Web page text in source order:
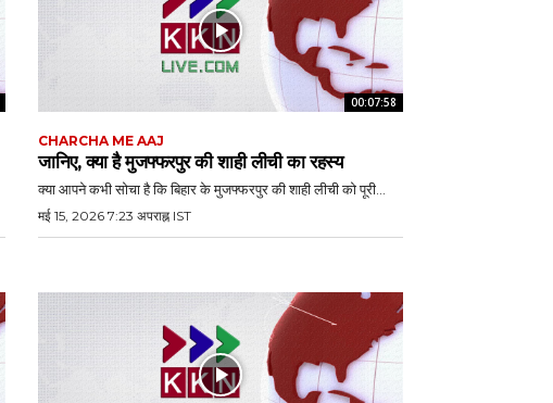
00:07:58
CHARCHA ME AAJ
जानिए, क्या है मुजफ्फरपुर की शाही लीची का रहस्य
क्या आपने कभी सोचा है कि बिहार के मुजफ्फरपुर की शाही लीची को पूरी...
मई 15, 2026 7:23 अपराह्न IST